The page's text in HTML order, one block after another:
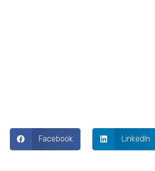
Facebook LinkedIn